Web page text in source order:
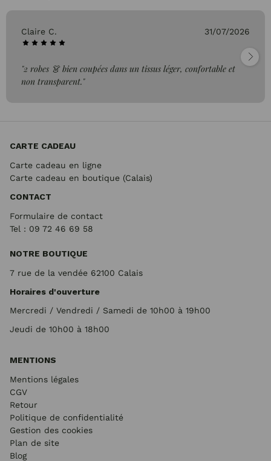
Claire C. 31/07/2026
"2 robes 👗 bien coupées dans un tissus léger, confortable et
non transparent."
CARTE CADEAU
Carte cadeau en ligne
Carte cadeau en boutique (Calais)
CONTACT
Formulaire de contact
Tel : 09 72 46 69 58
NOTRE BOUTIQUE
7 rue de la vendée 62100 Calais
Horaires d'ouverture
Mercredi / Vendredi / Samedi de 10h00 à 19h00
Jeudi de 10h00 à 18h00
MENTIONS
Mentions légales
CGV
Retour
Politique de confidentialité
Gestion des cookies
Plan de site
Blog